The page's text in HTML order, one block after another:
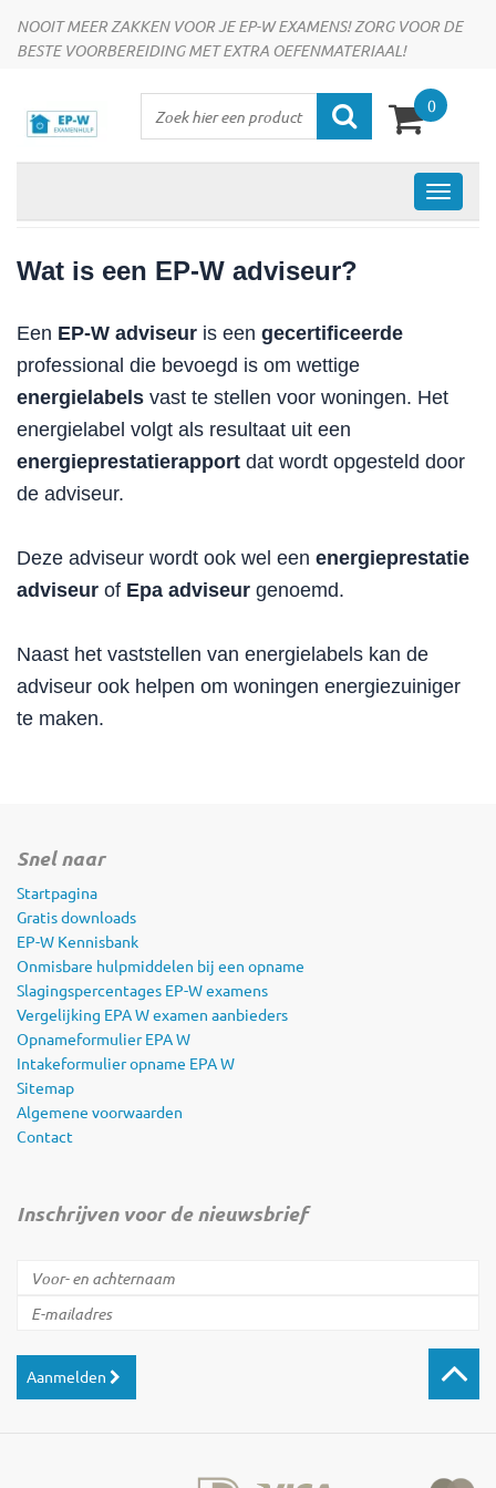
NOOIT MEER ZAKKEN VOOR JE EP-W EXAMENS! ZORG VOOR DE
BESTE VOORBEREIDING MET EXTRA OEFENMATERIAAL!
0
Wat is een EP-W adviseur?
Een EP-W adviseur is een gecertificeerde
professional die bevoegd is om wettige
energielabels vast te stellen voor woningen. Het
energielabel volgt als resultaat uit een
energieprestatierapport dat wordt opgesteld door
de adviseur.
Deze adviseur wordt ook wel een energieprestatie
adviseur of Epa adviseur genoemd.
Naast het vaststellen van energielabels kan de
adviseur ook helpen om woningen energiezuiniger
te maken.
Snel naar
Startpagina
Gratis downloads
EP-W Kennisbank
Onmisbare hulpmiddelen bij een opname
Slagingspercentages EP-W examens
Vergelijking EPA W examen aanbieders
Opnameformulier EPA W
Intakeformulier opname EPA W
Sitemap
Algemene voorwaarden
Contact
Inschrijven voor de nieuwsbrief
Aanmelden